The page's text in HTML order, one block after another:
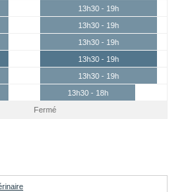
13h30 - 19h
13h30 - 19h
13h30 - 19h
13h30 - 19h
13h30 - 19h
13h30 - 18h
Fermé